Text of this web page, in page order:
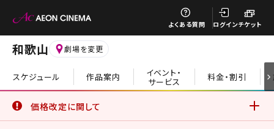
よくある質問 ログインチケット
和歌山 劇場を変更
スケジュール 作品案内 イベント・
サービス 料金・割引
価格改定に関して
閉じる
閉じる